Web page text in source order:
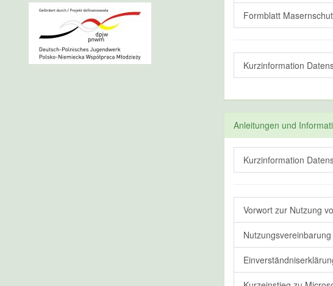
Formblatt
Kurzinformation
Anleitungen und
Kurzinformation
Vorwort zur Nutzung